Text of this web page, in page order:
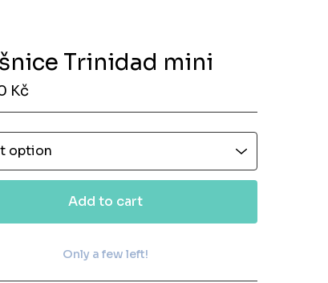
Trinidad mini
Kč
Add to cart
View cart
Only a few left!